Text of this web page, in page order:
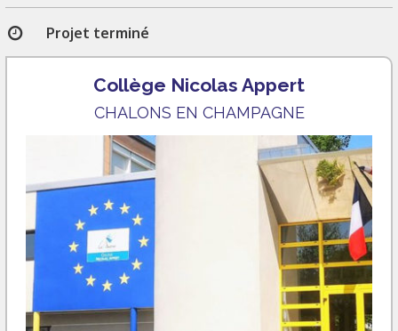
Projet terminé
Collège Nicolas Appert
CHALONS EN CHAMPAGNE